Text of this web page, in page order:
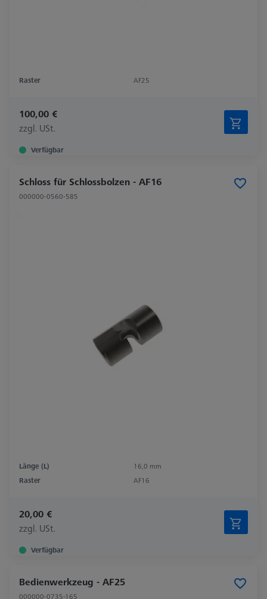
Raster AF25
100,00 €
zzgl. USt.
Verfügbar
Schloss für Schlossbolzen - AF16
000000-0560-585
Länge (L)
16,0 mm
Raster
AF16
20,00 €
zzgl. USt.
Verfügbar
Bedienwerkzeug - AF25
000000-0735-165